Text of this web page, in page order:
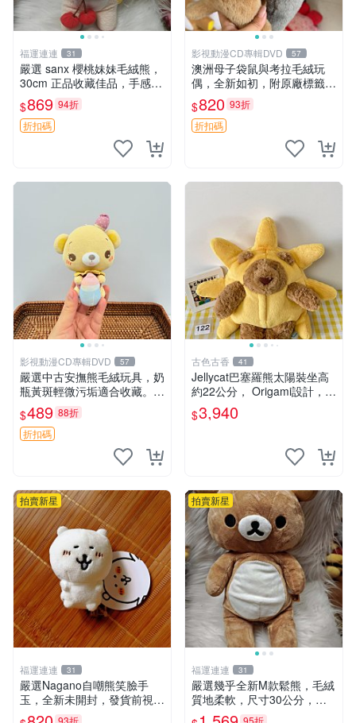
福運連連 31
嚴選 sanx 櫻桃妹妹毛絨熊，
30cm 正品收藏佳品，手感極
軟，適合贈送與收藏 櫻桃妹
妹、sanx、毛絨熊
$869 94折
折扣碼
影視動漫CD專輯DVD 57
澳洲母子袋鼠與考拉毛絨玩
偶，全新如初，附原廠標籤，
手感極軟，適合贈送親朋好
友。袋鼠與考拉正版，精緻尺
寸，適合作為收藏或家飾擺
設，增添暖意。 母子、袋
$820 93折
折扣碼
影視動漫CD專輯DVD 57
嚴選中古安撫熊毛絨玩具，奶
瓶黃斑輕微污垢適合收藏。默
認兩日發貨，全國快遞隨機派
送。 成色如圖可放心購買，
輕微瑕疵和臟污不影響使用。
安撫熊 中古玩偶 毛
$489 88折
折扣碼
古色古香 41
Jellycat巴塞羅熊太陽裝坐高
約22公分， Origami設計，來
自越南。嚴選 Recommendat
ion！巴塞羅、 Origami熊、J
$3,940
拍賣新星
福運連連 31
嚴選Nagano自嘲熊笑臉手
玉，全新未開封，發貨前視頻
確認，海南 廣西 貴州 嚴選N
拍賣新星
福運連連 31
嚴選幾乎全新M款鬆熊，毛絨
質地柔軟，尺寸30公分，做
工精緻可愛，適合收藏或贈送